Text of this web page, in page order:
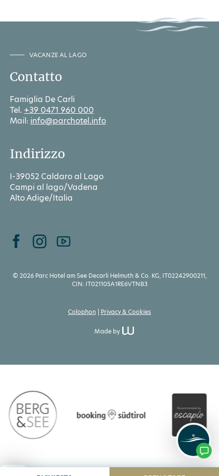
VACANZE AL LAGO
Contatto
Famiglia De Carli
Tel. +39 0471 960 000
Mail: info@parchotel.info
Indirizzo
I-39052 Caldaro al Lago
Campi al lago/Vadena
Alto Adige/Italia
© 2026 Parc Hotel am See Decarli Helmuth & Co. KG, IT02242900211,
CIN: IT021105A1RE6VTNB3
Colophon Privacy & Cookies
Made by